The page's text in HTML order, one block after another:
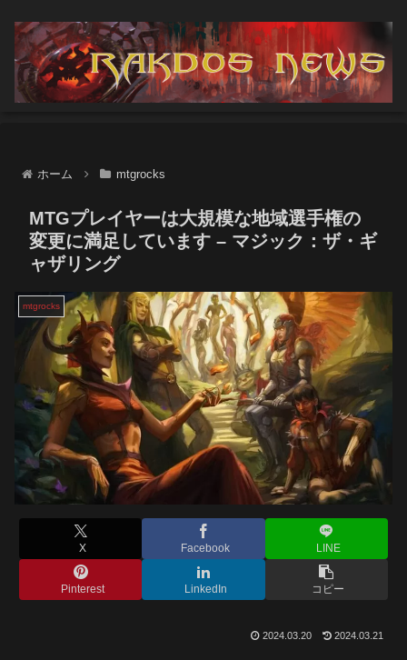
ホーム mtgrocks
MTGプレイヤーは大規模な地域選手権の
変更に満足しています – マジック：ザ・ギ
ャザリング
mtgrocks
X Facebook LINE
Pinterest LinkedIn コピー
2024.03.20 2024.03.21